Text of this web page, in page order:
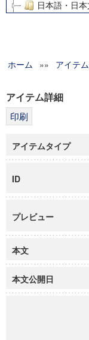
日本語・日
グローバル
科学研究費補
博士課程教
ホーム »» アイテ
アイテム詳細
アイテムタイプ
ID
プレビュー
本文
本文公開日